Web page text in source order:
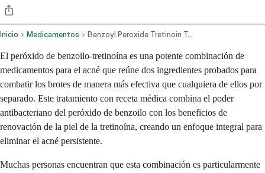
Inicio Medicamentos Benzoyl Peroxide Tretinoin Topical Application Route
El peróxido de benzoilo-tretinoína es una potente combinación de
medicamentos para el acné que reúne dos ingredientes probados para
combatir los brotes de manera más efectiva que cualquiera de ellos por
separado. Este tratamiento con receta médica combina el poder
antibacteriano del peróxido de benzoilo con los beneficios de
renovación de la piel de la tretinoína, creando un enfoque integral para
eliminar el acné persistente.
Muchas personas encuentran que esta combinación es particularmente